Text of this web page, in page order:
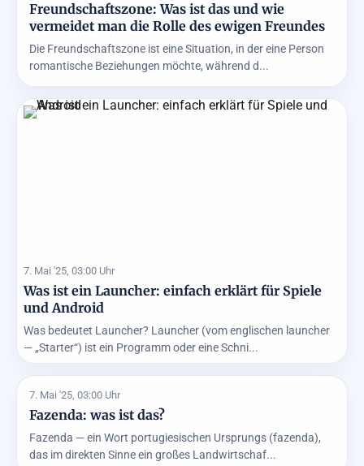
Freundschaftszone: Was ist das und wie
vermeidet man die Rolle des ewigen Freundes
Die Freundschaftszone ist eine Situation, in der eine Person
romantische Beziehungen möchte, während d...
7. Mai '25, 03:00 Uhr
Was ist ein Launcher: einfach erklärt für Spiele
und Android
Was bedeutet Launcher? Launcher (vom englischen launcher
— „Starter“) ist ein Programm oder eine Schni...
7. Mai '25, 03:00 Uhr
Fazenda: was ist das?
Fazenda — ein Wort portugiesischen Ursprungs (fazenda),
das im direkten Sinne ein großes Landwirtschaf...